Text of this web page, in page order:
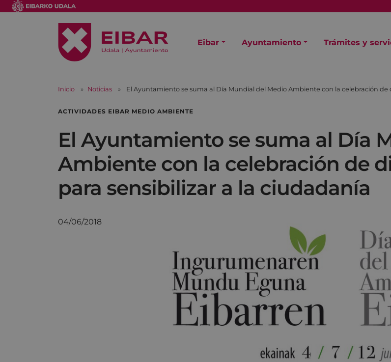
Eibar Ayuntamiento Trámites y
Inicio Noticias El Ayuntamiento se suma al Día Mundial del Medio Ambiente con la celebración de
ACTIVIDADES EIBAR MEDIO AMBIENTE
El Ayuntamiento se suma al Día
Ambiente con la celebración de
para sensibilizar a la ciudadanía
04/06/2018